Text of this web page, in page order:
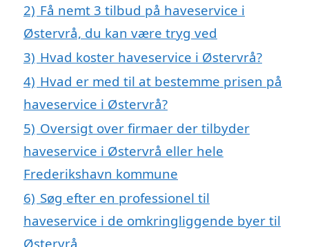
2) Få nemt 3 tilbud på haveservice i
Østervrå, du kan være tryg ved
3) Hvad koster haveservice i Østervrå?
4) Hvad er med til at bestemme prisen på
haveservice i Østervrå?
5) Oversigt over firmaer der tilbyder
haveservice i Østervrå eller hele
Frederikshavn kommune
6) Søg efter en professionel til
haveservice i de omkringliggende byer til
Østervrå